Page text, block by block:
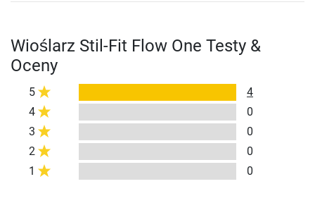
Wioślarz Stil-Fit Flow One Testy &
Oceny
5
4
4
0
3
0
2
0
1
0